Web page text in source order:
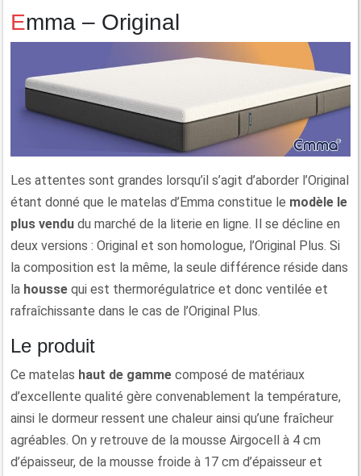
Emma – Original
Les attentes sont grandes lorsqu’il s’agit d’aborder l’Original
étant donné que le matelas d’Emma constitue le modèle le
plus vendu du marché de la literie en ligne. Il se décline en
deux versions : Original et son homologue, l’Original Plus. Si
la composition est la même, la seule différence réside dans
la housse qui est thermorégulatrice et donc ventilée et
rafraîchissante dans le cas de l’Original Plus.
Le produit
Ce matelas haut de gamme composé de matériaux
d’excellente qualité gère convenablement la température,
ainsi le dormeur ressent une chaleur ainsi qu’une fraîcheur
agréables. On y retrouve de la mousse Airgocell à 4 cm
d’épaisseur, de la mousse froide à 17 cm d’épaisseur et